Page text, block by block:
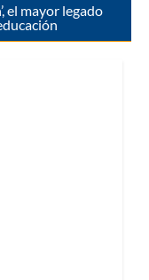
el mayor legado